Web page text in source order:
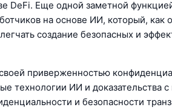
DeFi. Еще одной заметной
на основе ИИ, который, как
создание безопасных и
приверженностью
технологии ИИ и доказательства
и безопасности